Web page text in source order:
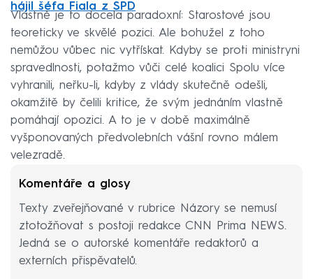
hájil šéfa Fiala z SPD
Vlastně je to docela paradoxní: Starostové jsou
teoreticky ve skvělé pozici. Ale bohužel z toho
nemůžou vůbec nic vytřískat. Kdyby se proti ministryni
spravedlnosti, potažmo vůči celé koalici Spolu více
vyhranili, neřku-li, kdyby z vlády skutečně odešli,
okamžitě by čelili kritice, že svým jednáním vlastně
pomáhají opozici. A to je v době maximálně
vyšponovaných předvolebních vášní rovno málem
velezradě.
Komentáře a glosy
Texty zveřejňované v rubrice Názory se nemusí
ztotožňovat s postoji redakce CNN Prima NEWS.
Jedná se o autorské komentáře redaktorů a
externích přispěvatelů.